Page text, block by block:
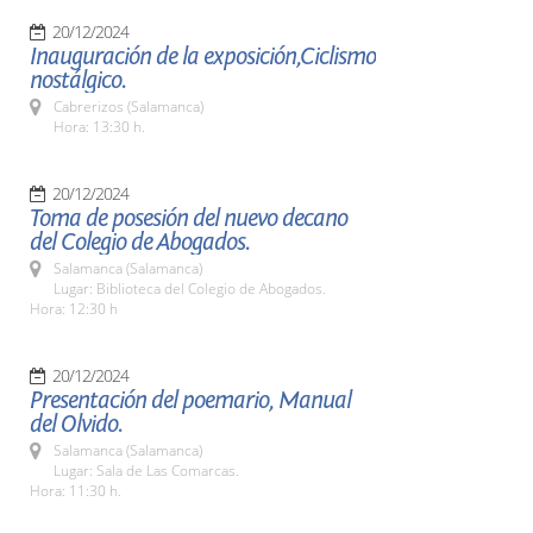
20/12/2024
Inauguración de la exposición,Ciclismo
nostálgico.
Cabrerizos (Salamanca)
Hora: 13:30 h.
20/12/2024
Toma de posesión del nuevo decano
del Colegio de Abogados.
Salamanca (Salamanca)
Lugar: Biblioteca del Colegio de Abogados.
Hora: 12:30 h
20/12/2024
Presentación del poemario, Manual
del Olvido.
Salamanca (Salamanca)
Lugar: Sala de Las Comarcas.
Hora: 11:30 h.